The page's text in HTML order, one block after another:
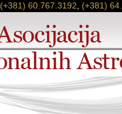
(+381) 60.767.3192 (+381)